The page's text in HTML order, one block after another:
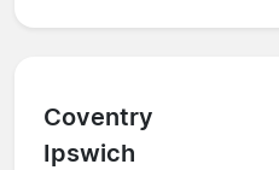
Coventry
Ipswich